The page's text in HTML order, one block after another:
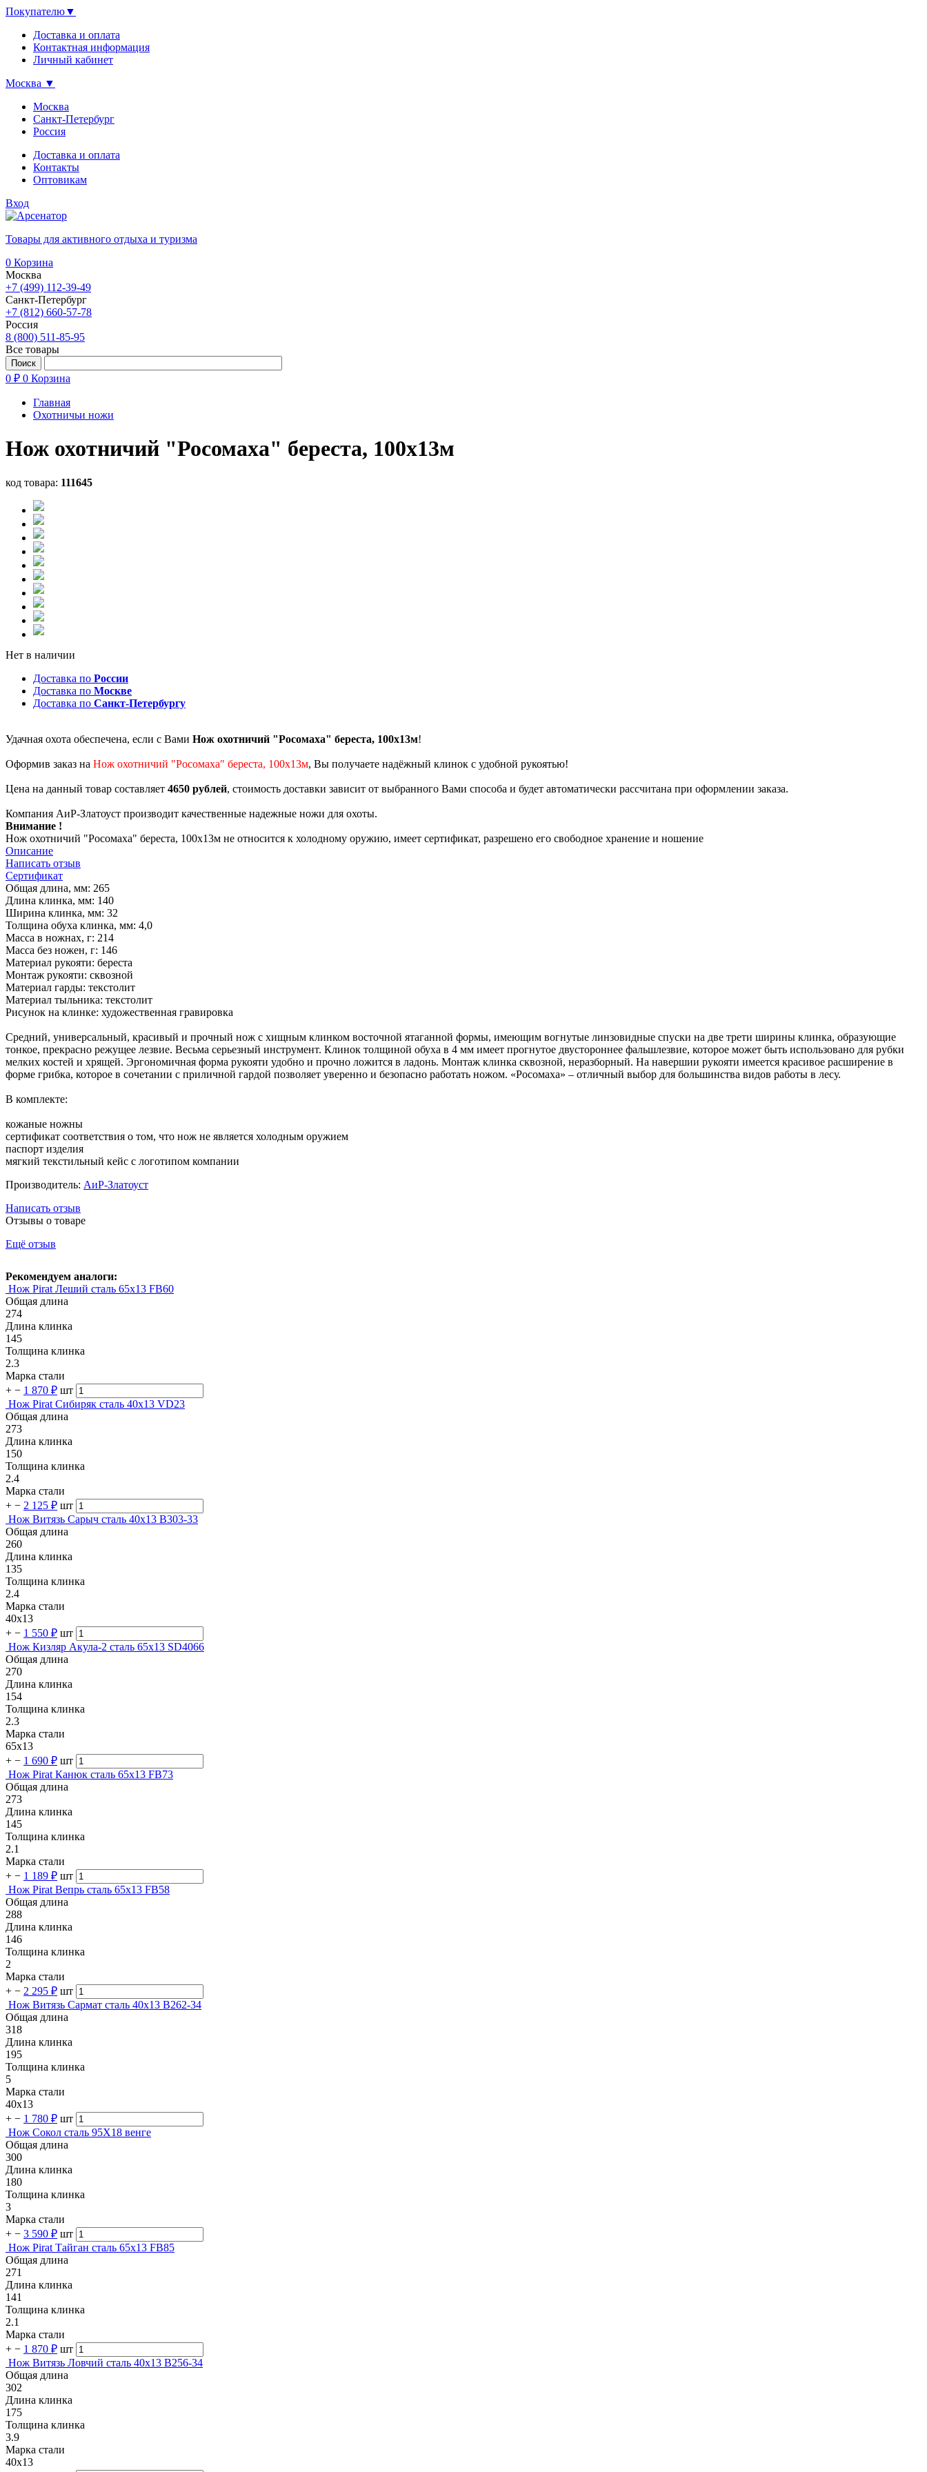
Покупателю▼
Доставка и оплата
Контактная информация
Личный кабинет
Москва ▼
Москва
Санкт-Петербург
Россия
Доставка и оплата
Контакты
Оптовикам
Вход
Товары для активного отдыха и туризма
0 Корзина
Москва
+7 (499) 112-39-49
Санкт-Петербург
+7 (812) 660-57-78
Россия
8 (800) 511-85-95
Все товары
0 ₽ 0 Корзина
Главная
Охотничьи ножи
Нож охотничий "Росомаха" береста, 100х13м
код товара: 111645
Нет в наличии
Доставка по России
Доставка по Москве
Доставка по Санкт-Петербургу
Удачная охота обеспечена, если с Вами Нож охотничий "Росомаха" береста, 100х13м!
Оформив заказ на Нож охотничий "Росомаха" береста, 100х13м, Вы получаете надёжный клинок с удобной рукоятью!
Цена на данный товар составляет 4650 рублей, стоимость доставки зависит от выбранного Вами способа и будет автоматически рассчитана при оформлении заказа.
Компания АиР-Златоуст производит качественные надежные ножи для охоты.
Внимание !
Нож охотничий "Росомаха" береста, 100х13м не относится к холодному оружию, имеет сертификат, разрешено его свободное хранение и ношение
Описание
Написать отзыв
Сертификат
Общая длина, мм: 265
Длина клинка, мм: 140
Ширина клинка, мм: 32
Толщина обуха клинка, мм: 4,0
Масса в ножнах, г: 214
Масса без ножен, г: 146
Материал рукояти: береста
Монтаж рукояти: сквозной
Материал гарды: текстолит
Материал тыльника: текстолит
Рисунок на клинке: художественная гравировка
Средний, универсальный, красивый и прочный нож с хищным клинком восточной ятаганной формы, имеющим вогнутые линзовидные спуски на две трети ширины клинка, образующие
тонкое, прекрасно режущее лезвие. Весьма серьезный инструмент. Клинок толщиной обуха в 4 мм имеет прогнутое двустороннее фальшлезвие, которое может быть использовано для рубки
мелких костей и хрящей. Эргономичная форма рукояти удобно и прочно ложится в ладонь. Монтаж клинка сквозной, неразборный. На навершии рукояти имеется красивое расширение в
форме грибка, которое в сочетании с приличной гардой позволяет уверенно и безопасно работать ножом. «Росомаха» ‒ отличный выбор для большинства видов работы в лесу.
В комплекте:
кожаные ножны
сертификат соответствия о том, что нож не является холодным оружием
паспорт изделия
мягкий текстильный кейс с логотипом компании
Производитель: АиР-Златоуст
Написать отзыв
Отзывы о товаре
Ещё отзыв
Рекомендуем аналоги:
Нож Pirat Леший сталь 65х13 FB60
Общая длина
274
Длина клинка
145
Толщина клинка
2.3
Марка стали
+ − 1 870 ₽ шт
Нож Pirat Сибиряк сталь 40х13 VD23
Общая длина
273
Длина клинка
150
Толщина клинка
2.4
Марка стали
+ − 2 125 ₽ шт
Нож Витязь Сарыч cталь 40х13 B303-33
Общая длина
260
Длина клинка
135
Толщина клинка
2.4
Марка стали
40х13
+ − 1 550 ₽ шт
Нож Кизляр Акула-2 сталь 65х13 SD4066
Общая длина
270
Длина клинка
154
Толщина клинка
2.3
Марка стали
65х13
+ − 1 690 ₽ шт
Нож Pirat Канюк сталь 65х13 FB73
Общая длина
273
Длина клинка
145
Толщина клинка
2.1
Марка стали
+ − 1 189 ₽ шт
Нож Pirat Вепрь сталь 65х13 FB58
Общая длина
288
Длина клинка
146
Толщина клинка
2
Марка стали
+ − 2 295 ₽ шт
Нож Витязь Сармат сталь 40х13 B262-34
Общая длина
318
Длина клинка
195
Толщина клинка
5
Марка стали
40х13
+ − 1 780 ₽ шт
Нож Сокол сталь 95Х18 венге
Общая длина
300
Длина клинка
180
Толщина клинка
3
Марка стали
+ − 3 590 ₽ шт
Нож Pirat Тайган сталь 65х13 FB85
Общая длина
271
Длина клинка
141
Толщина клинка
2.1
Марка стали
+ − 1 870 ₽ шт
Нож Витязь Ловчий сталь 40х13 B256-34
Общая длина
302
Длина клинка
175
Толщина клинка
3.9
Марка стали
40х13